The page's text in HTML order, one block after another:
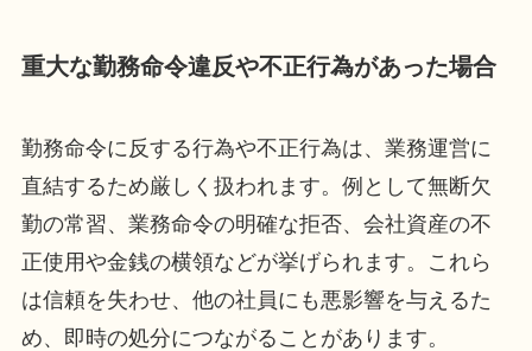
重大な勤務命令違反や不正行為があった場合
勤務命令に反する行為や不正行為は、業務運営に
直結するため厳しく扱われます。例として無断欠
勤の常習、業務命令の明確な拒否、会社資産の不
正使用や金銭の横領などが挙げられます。これら
は信頼を失わせ、他の社員にも悪影響を与えるた
め、即時の処分につながることがあります。